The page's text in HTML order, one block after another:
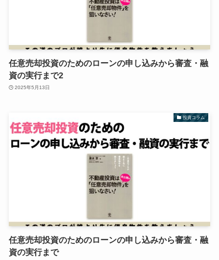
任意売却投資のためのローンの申し込みから審査・融
資の実行まで2
2025年5月13日
投資コラム
任意売却投資のためのローンの申し込みから審査・融
資の実行まで